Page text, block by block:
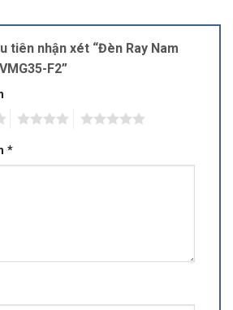
tiên nhận xét “Đèn Ray Nam
F2”
*